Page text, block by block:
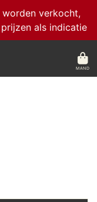
verkocht,
als indicatie
MAND